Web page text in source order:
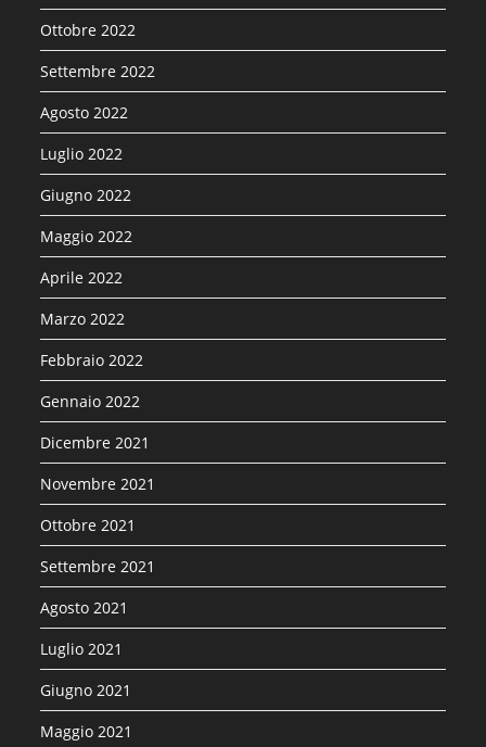
Ottobre 2022
Settembre 2022
Agosto 2022
Luglio 2022
Giugno 2022
Maggio 2022
Aprile 2022
Marzo 2022
Febbraio 2022
Gennaio 2022
Dicembre 2021
Novembre 2021
Ottobre 2021
Settembre 2021
Agosto 2021
Luglio 2021
Giugno 2021
Maggio 2021